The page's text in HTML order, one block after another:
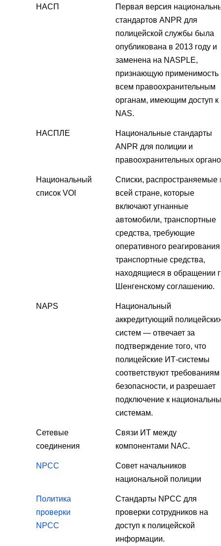
НАСП
Первая версия
стандартов ANPR для
полицейской службы была
опубликована в 2013 году и
заменена на NASPLE,
признающую применимость
всем правоохранительным
органам, имеющим доступ к
NAS.
НАСПЛЕ
Национальные стандарты
ANPR для полиции и
правоохранительных
Национальный
список VOI
Списки, распространяемые
всей стране, которые
включают угнанные
автомобили, транспортные
средства, требующие
оперативного
транспортные средства,
находящиеся в обращении
Шенгенскому соглашению.
NAPS
Национальный
аккредитующий
систем — отвечает за
подтверждение того, что
полицейские ИТ-системы
соответствуют требованиям
безопасности, и разрешает
подключение к
системам.
Сетевые
соединения
Связи ИТ между
компонентами NAC.
NPCC
Совет начальников
национальной полиции
Политика
проверки
NPCC
Стандарты NPCC для
проверки сотрудников на
доступ к полицейской
информации.